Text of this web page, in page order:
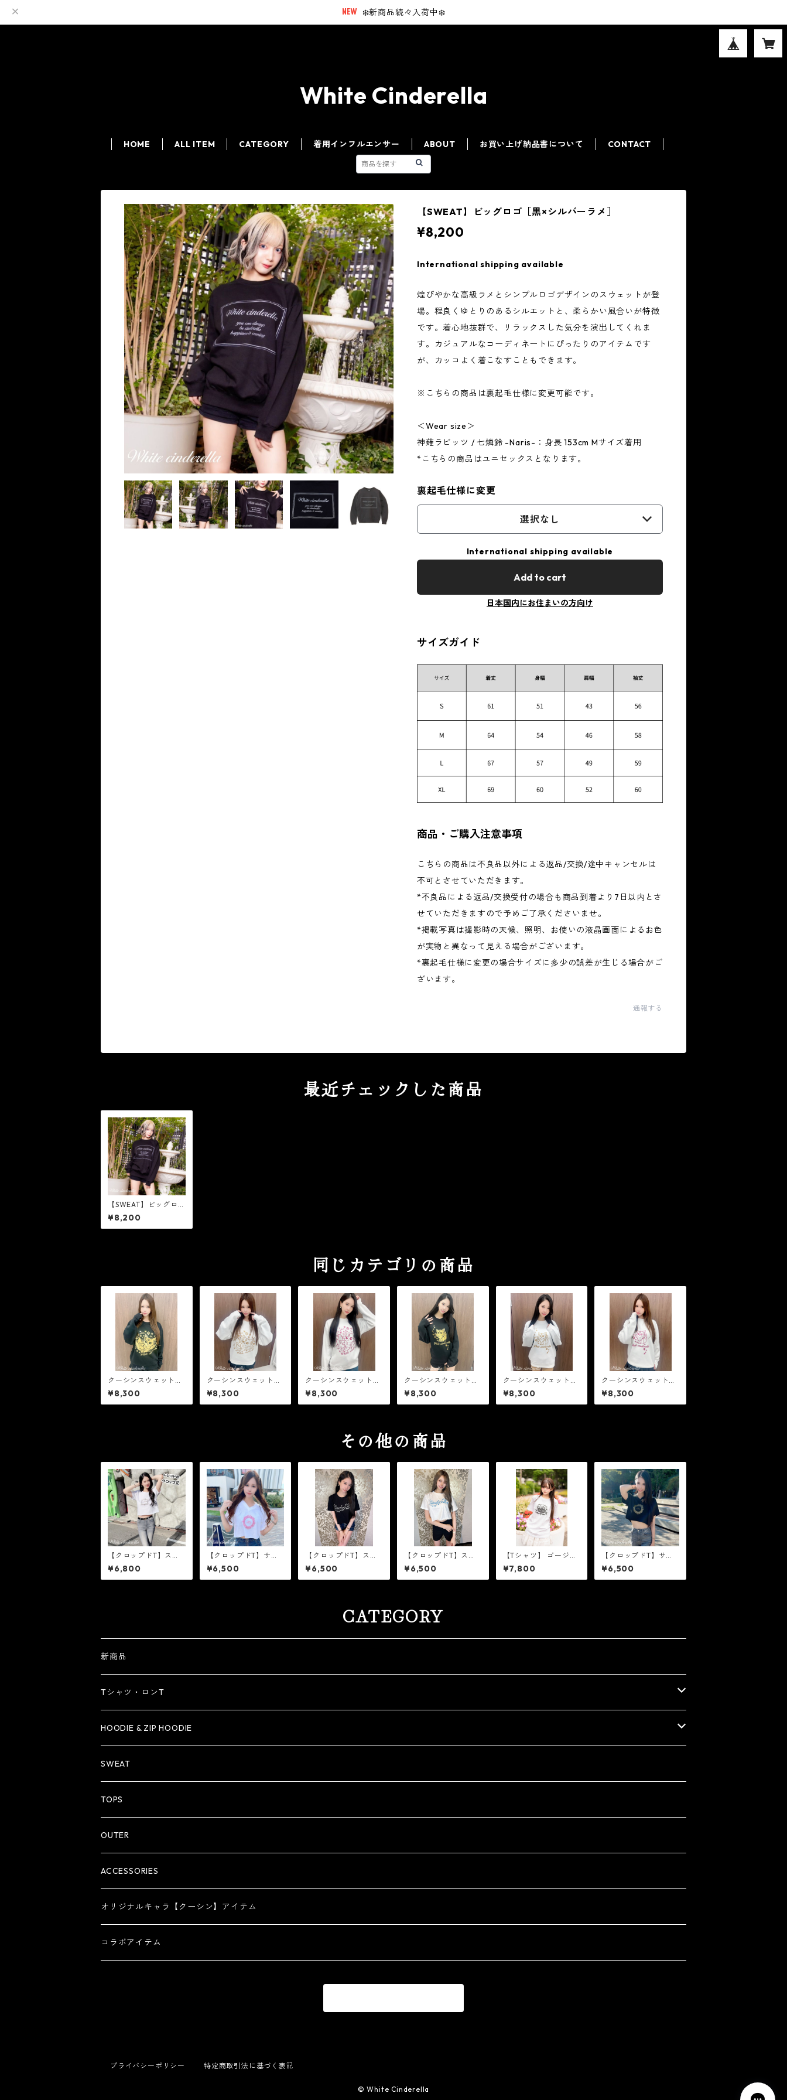
❄️新商品続々入荷中❄️
White Cinderella
HOME ALL ITEM CATEGORY 着用インフルエンサー ABOUT お買い上げ納品書について CONTACT
【SWEAT】ビッグロゴ［黒×シルバーラメ］
¥8,200
International shipping available
煌びやかな高級ラメとシンプルロゴデザインのスウェットが登
場。程良くゆとりのあるシルエットと、柔らかい風合いが特徴
です。着心地抜群で、リラックスした気分を演出してくれま
す。カジュアルなコーディネートにぴったりのアイテムです
が、カッコよく着こなすこともできます。
※こちらの商品は裏起毛仕様に変更可能です。
＜Wear size＞
神薙ラビッツ / 七燐鈴 -Naris-：身長 153cm Mサイズ着用
*こちらの商品はユニセックスとなります。
裏起毛仕様に変更
選択なし
International shipping available
Add to cart
日本国内にお住まいの方向け
サイズガイド
商品・ご購入注意事項
こちらの商品は不良品以外による返品/交換/途中キャンセルは
不可とさせていただきます。
*不良品による返品/交換受付の場合も商品到着より7日以内とさ
せていただきますので予めご了承くださいませ。
*掲載写真は撮影時の天候、照明、お使いの液晶画面によるお色
が実物と異なって見える場合がございます。
*裏起毛仕様に変更の場合サイズに多少の誤差が生じる場合がご
ざいます。
通報する
最近チェックした商品
【SWEAT】ビッグロゴ
［黒×シルバーラメ］
¥8,200
同じカテゴリの商品
クーシンスウェット
［ゴールド箔］
¥8,300
クーシンスウェット
［ゴールドラメ］
¥8,300
クーシンスウェット
［ピンクラメ］
¥8,300
クーシンスウェット
［ゴールド箔］
¥8,300
クーシンスウェット
［ゴールドラメ］
¥8,300
クーシンスウェット
［ピンクラメ］
¥8,300
その他の商品
【クロップドT】スク
エアロゴ［白×ゴール
ド箔］
¥6,800
【クロップドT】サー
クルロゴ［ピンクラ
メ］
¥6,500
【クロップドT】スノ
ーロゴ［シルバーラ
メ］
¥6,500
【クロップドT】スノ
ーロゴ［ブルーラメ］
¥6,500
【Tシャツ】 ゴージャ
スクラウン［ブラック
ラメ］
¥7,800
【クロップドT】サー
クルロゴ［ゴールドラ
メ］
¥6,500
CATEGORY
新商品
Tシャツ・ロンT
Tシャツ
ロンT
HOODIE & ZIP HOODIE
HOODIE
ZIP HOODIE
SWEAT
TOPS
OUTER
ACCESSORIES
オリジナルキャラ【クーシン】アイテム
コラボアイテム
プライバシーポリシー 特定商取引法に基づく表記
© White Cinderella